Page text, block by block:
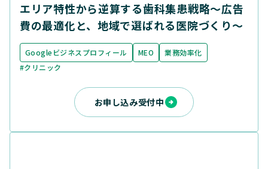
エリア特性から逆算する歯科集患戦略〜広告
費の最適化と、地域で選ばれる医院づくり〜
Googleビジネスプロフィール MEO
業務効率化
#クリニック
お申し込み受付中